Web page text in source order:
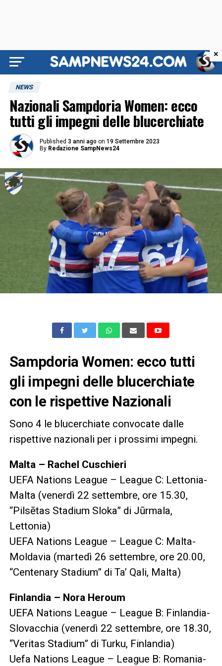
NEWS
Nazionali Sampdoria Women: ecco
tutti gli impegni delle blucerchiate
Published 3 anni ago on 19 Settembre 2023
By Redazione SampNews24
Sampdoria Women: ecco tutti
gli impegni delle blucerchiate
con le rispettive Nazionali
Sono 4 le blucerchiate convocate dalle
rispettive nazionali per i prossimi impegni.
Malta – Rachel Cuschieri
UEFA Nations League – League C: Lettonia-
Malta (venerdì 22 settembre, ore 15.30,
“Pilsētas Stadium Sloka” di Jūrmala,
Lettonia)
UEFA Nations League – League C: Malta-
Moldavia (martedì 26 settembre, ore 20.00,
“Centenary Stadium” di Ta’ Qali, Malta)
Finlandia – Nora Heroum
UEFA Nations League – League B: Finlandia-
Slovacchia (venerdì 22 settembre, ore 18.30,
“Veritas Stadium” di Turku, Finlandia)
Uefa Nations League – League B: Romania-
×